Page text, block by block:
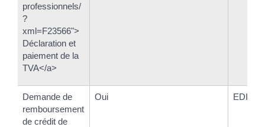
professionnels/
?
xml=F23566">
Déclaration et
paiement de la
TVA</a>
Demande de
remboursement
de crédit de
Oui EDI-